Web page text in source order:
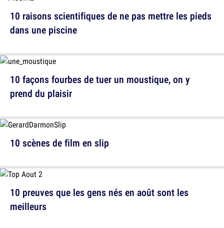
10 raisons scientifiques de ne pas mettre les pieds
dans une piscine
10 scènes de film en slip
10 façons fourbes de tuer un moustique, on y
prend du plaisir
10 preuves que les gens nés en août sont les
meilleurs